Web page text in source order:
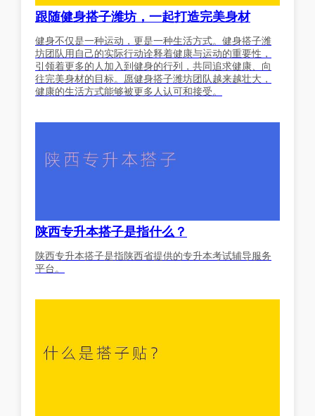
跟随健身搭子潍坊，一起打造完美身材
健身不仅是一种运动，更是一种生活方式。健身搭子潍
坊团队用自己的实际行动诠释着健康与运动的重要性，
引领着更多的人加入到健身的行列，共同追求健康、向
往完美身材的目标。愿健身搭子潍坊团队越来越壮大，
健康的生活方式能够被更多人认可和接受。
陕西专升本搭子是指什么？
陕西专升本搭子是指陕西省提供的专升本考试辅导服务
平台。